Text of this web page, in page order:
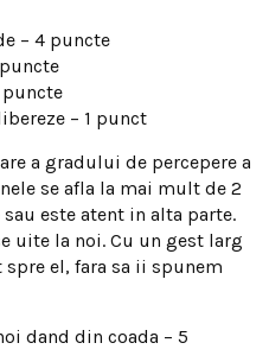
– 4 puncte
– 1 punct
a gradului de percepere a
se afla la mai mult de 2
este atent in alta parte.
uite la noi. Cu un gest larg
el, fara sa ii spunem
dand din coada – 5